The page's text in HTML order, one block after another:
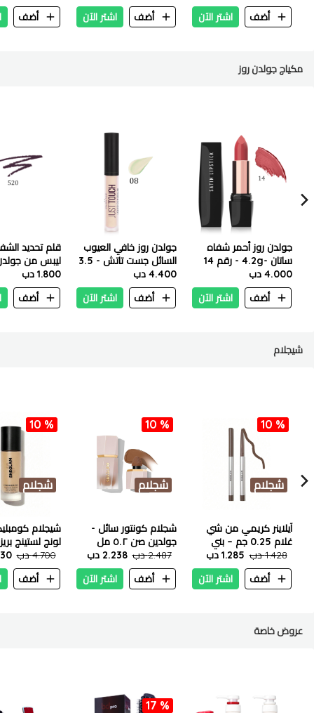
أضف
اشتر الآن
أضف
اشتر الآن
أضف
مكياج جولدن روز
جولدن روز أحمر شفاه
ساتان -4.2g - رقم 14
4.000 دب
أضف
اشتر الآن
جولدن روز خافي العيوب
السائل جست تاتش - 3.5
مل - رقم 08
4.400 دب
أضف
اشتر الآن
قلم تحديد
جرام - رقم 520
1.800 دب
أضف
شيجلام
شجلام
10 %
آيلاينر كريمي من شي
غلام 0.25 جم – بني
1.428 دب
1.285 دب
أضف
اشتر الآن
شجلام
10 %
شجلام كونتور سائل -
جولدين صن ٥.٢ مل
2.487 دب
2.238 دب
أضف
اشتر الآن
شجلام
10 %
شيجلام
لونج لستينج
فونديشين - ساند
4.700 دب
أضف
عروض خاصة
17 %